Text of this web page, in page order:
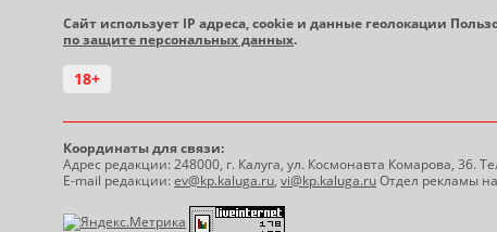
Сайт использует IP адреса, cookie и данные геолокации
по защите персональных данных.
18+
Координаты для связи:
Адрес редакции: 248000, г. Калуга, ул. Космонавта Комарова, 36.
E-mail редакции:ev@kp.kaluga.ru, vi@kp.kaluga.ruОтдел рекламы